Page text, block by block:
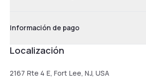
Información de pago
Localización
2167 Rte 4 E, Fort Lee, NJ, USA